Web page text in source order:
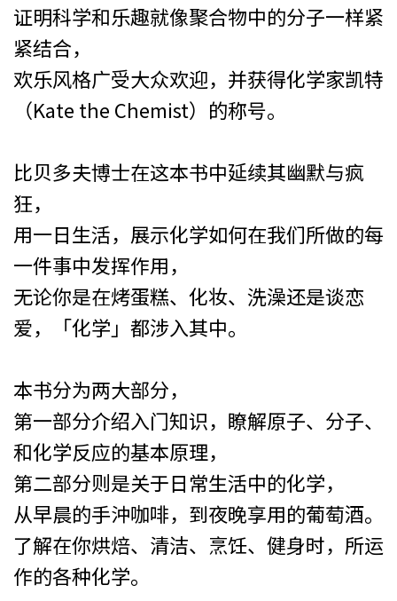
证明科学和乐趣就像聚合物中的分子一样紧
紧结合，
欢乐风格广受大众欢迎，并获得化学家凯特
（Kate the Chemist）的称号。
比贝多夫博士在这本书中延续其幽默与疯
狂，
用一日生活，展示化学如何在我们所做的每
一件事中发挥作用，
无论你是在烤蛋糕、化妆、洗澡还是谈恋
爱，「化学」都涉入其中。
本书分为两大部分，
第一部分介绍入门知识，瞭解原子、分子、
和化学反应的基本原理，
第二部分则是关于日常生活中的化学，
从早晨的手沖咖啡，到夜晚享用的葡萄酒。
了解在你烘焙、清洁、烹饪、健身时，所运
作的各种化学。